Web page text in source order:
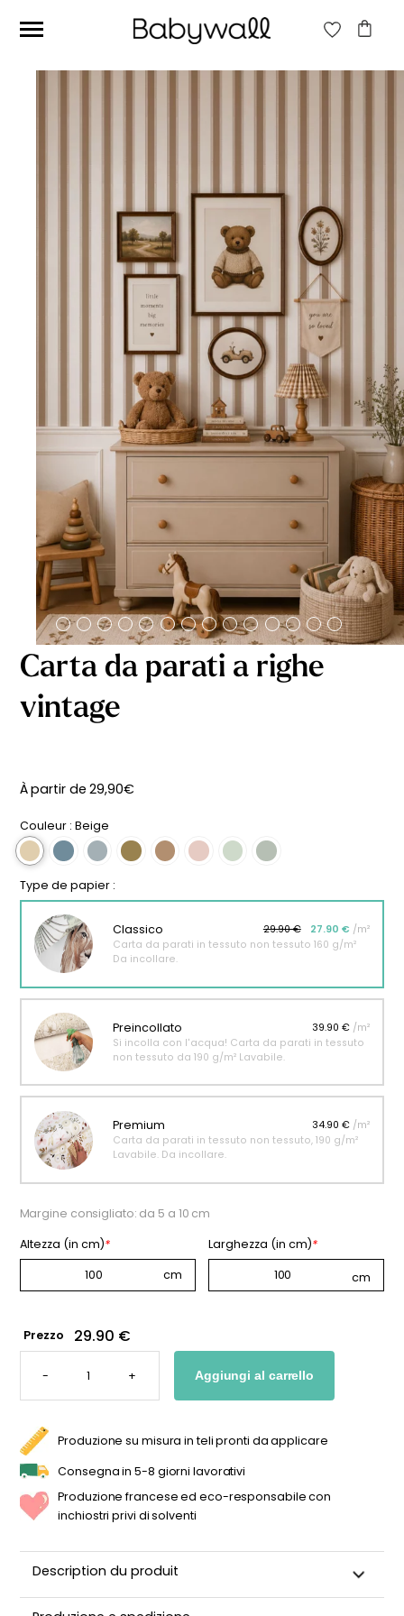
Carta da parati a righe
vintage
À partir de29,90€
Couleur : Beige
Type de papier :
Classico 29.90 € 27.90 € /m²
Carta da parati in tessuto non tessuto 160 g/m²
Da incollare.
Preincollato 39.90 € /m²
Si incolla con l'acqua! Carta da parati in tessuto
non tessuto da 190 g/m² Lavabile.
Premium 34.90 € /m²
Carta da parati in tessuto non tessuto, 190 g/m²
Lavabile. Da incollare.
Margine consigliato: da 5 a 10 cm
Altezza (in cm)* Larghezza (in cm)*
Prezzo 29.90 €
-
CARTA
PARATI
RIGHE
+ Aggiungi al carrello
Produzione su misura in teli pronti da applicare
Consegna in 5-8 giorni lavorativi
Produzione francese ed eco-responsabile con
inchiostri privi di solventi
Description du produit